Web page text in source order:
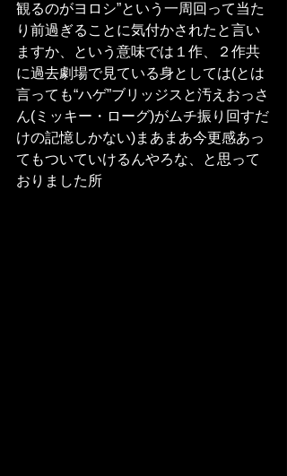
観るのがヨロシ”という一周回って当た
り前過ぎることに気付かされたと言い
ますか、という意味では１作、２作共
に過去劇場で見ている身としては(とは
言っても“ハゲ”ブリッジスと汚えおっさ
ん(ミッキー・ローグ)がムチ振り回すだ
けの記憶しかない)まあまあ今更感あっ
てもついていけるんやろな、と思って
おりました所